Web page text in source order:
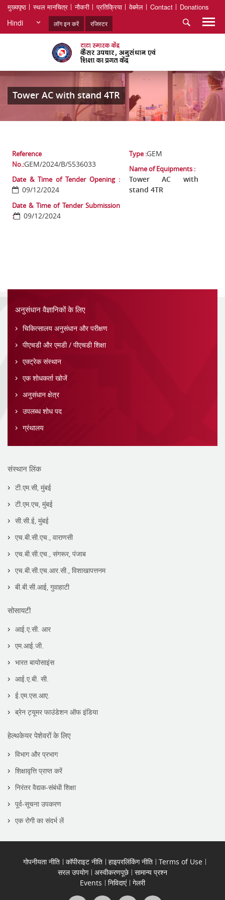
मुख्यपृष्ठ स्थल मानचित्र नौकरी प्रतिक्रिया वेबमेल Contact Donations
Hindi लॉग इन करें रजिस्टर
Tower AC with stand 4TR
Reference
No.:GEM/2024/B/5536033
Date & Time of Tender Opening :
09/12/2024
Date & Time of Tender Submission
:
09/12/2024
Type :GEM
Name of Equipments :
Tower AC with
stand 4TR
अनुसंधान वैज्ञानिकों के लिए
चिकित्सालय अनुसंधान और परीक्षण
पीएचडी और एमडी / पीएचडी शिक्षा
एक्ट्रेक संस्थान
एक शोधकर्ता खोजें
अनुसंधान क्षेत्र
उपलब्ध शोध पद
ग्रंथालय
संस्थान लिंक
टी.एम.सी, मुंबई
टी.एम.एच, मुंबई
सी.सी.ई, मुंबई
एच.बी.सी.एच., वाराणसी
एच.बी.सी.एच., संगरूर, पंजाब
एच.बी.सी.एच.आर.सी., विशाखापत्तनम
बी.बी.सी.आई, गुवाहाटी
सोसायटी
आई.ए.सी. आर
एम.आई.जी.
भारत बायोसाइंस
आई.ए.बी. सी.
ई.एम.एस.आए.
ब्रेन ट्यूमर फाउंडेशन ऑफ इंडिया
हेल्थकेयर पेशेवरों के लिए
विभाग और प्रभाग
शिक्षावृत्ति प्राप्त करें
निरंतर वैद्यक-संबंधी शिक्षा
पूर्व-सूचना उपकरण
एक रोगी का संदर्भ लें
गोपनीयता नीति कॉपीराइट नीति हाइपरलिंकिंग नीति
Terms of Use
सरल उपयोग
अस्वीकरणपूछे
सामान्य प्रश्न
Events
निविदाएं गेलरी